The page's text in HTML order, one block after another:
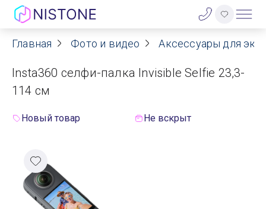
Акции
О нас
Реквизиты
Контакты
Главная Фото и видео Аксессуары для
Insta360 селфи-палка Invisible Selfie 23,3-
114 см
Новый товар Не вскрыт